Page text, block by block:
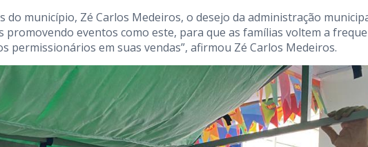
município, Zé Carlos Medeiros, o desejo da administração
promovendo eventos como este, para que as famílias voltem a
permissionários em suas vendas”, afirmou Zé Carlos Medeiros.